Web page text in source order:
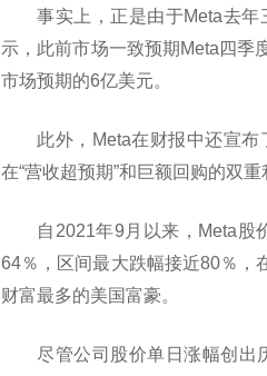
事实上，正是由于Meta去
示，此前市场一致预期Meta四季
市场预期的6亿美元。
此外，Meta在财报中还宣
在“营收超预期”和巨额回购的双
自2021年9月以来，Meta股
64％，区间最大跌幅接近80％，
财富最多的美国富豪。
尽管公司股价单日涨幅创出